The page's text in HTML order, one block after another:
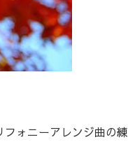
ォニーアレンジ曲の練